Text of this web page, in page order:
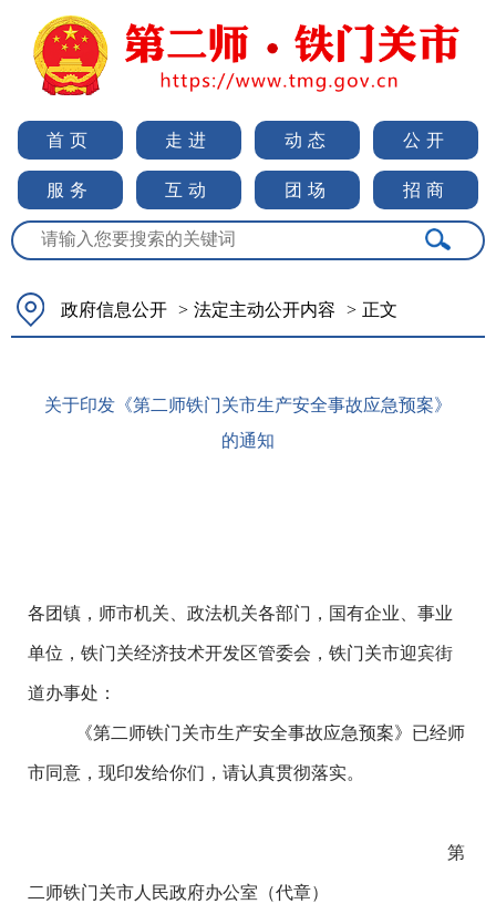
首页 走进 动态 公开
服务 互动 团场 招商
政府信息公开 > 法定主动公开内容 > 正文
关于印发《第二师铁门关市生产安全事故应急预案》
的通知
各团镇，师市机关、政法机关各部门，国有企业、事业
单位，铁门关经济技术开发区管委会，铁门关市迎宾街
道办事处：
《第二师铁门关市生产安全事故应急预案》已经师
市同意，现印发给你们，请认真贯彻落实。
第
二师铁门关市人民政府办公室（代章）